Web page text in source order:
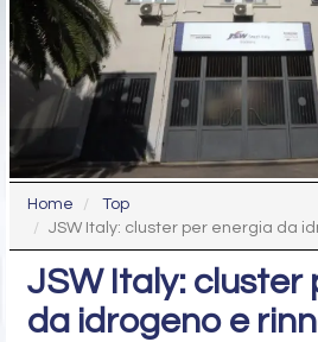
Home
Top
JSW Italy: cluster per energia da
JSW Italy: cluster
da idrogeno e